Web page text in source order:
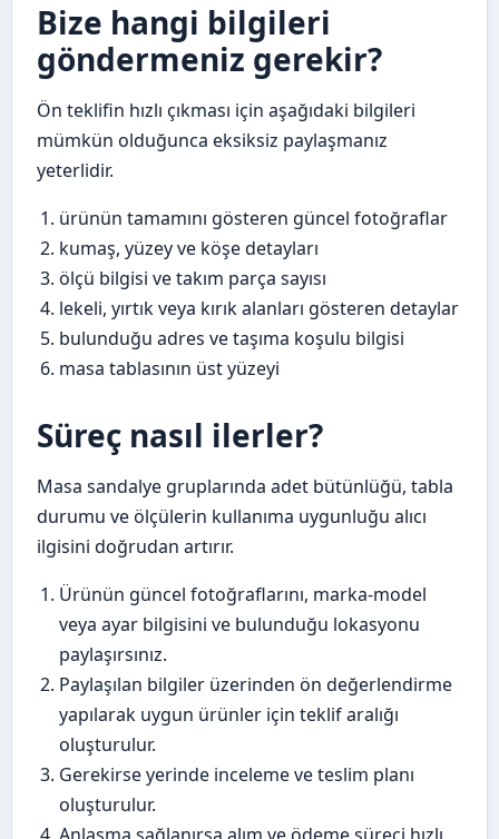
Bize hangi bilgileri
göndermeniz gerekir?
Ön teklifin hızlı çıkması için aşağıdaki bilgileri
mümkün olduğunca eksiksiz paylaşmanız
yeterlidir.
ürünün tamamını gösteren güncel fotoğraflar
kumaş, yüzey ve köşe detayları
ölçü bilgisi ve takım parça sayısı
lekeli, yırtık veya kırık alanları gösteren detaylar
bulunduğu adres ve taşıma koşulu bilgisi
masa tablasının üst yüzeyi
Süreç nasıl ilerler?
Masa sandalye gruplarında adet bütünlüğü, tabla
durumu ve ölçülerin kullanıma uygunluğu alıcı
ilgisini doğrudan artırır.
Ürünün güncel fotoğraflarını, marka-model
veya ayar bilgisini ve bulunduğu lokasyonu
paylaşırsınız.
Paylaşılan bilgiler üzerinden ön değerlendirme
yapılarak uygun ürünler için teklif aralığı
oluşturulur.
Gerekirse yerinde inceleme ve teslim planı
oluşturulur.